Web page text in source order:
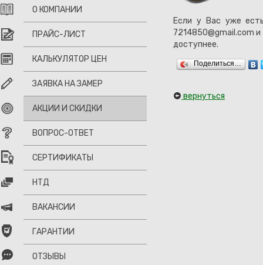
О КОМПАНИИ
ПРАЙС-ЛИСТ
КАЛЬКУЛЯТОР ЦЕН
ЗАЯВКА НА ЗАМЕР
АКЦИИ И СКИДКИ
ВОПРОС-ОТВЕТ
СЕРТИФИКАТЫ
НТД
ВАКАНСИИ
ГАРАНТИИ
ОТЗЫВЫ
Если у Вас уже
7214850@gmail.com
доступнее.
Поделиться…
вернуться